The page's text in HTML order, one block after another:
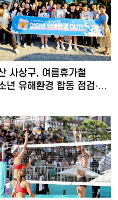
사상구, 여름휴가철
년 유해환경 합동 점검·